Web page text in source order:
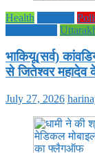
Health
भाकियू(सर्व)
से जितेश्वर महादेव
July 27, 2026